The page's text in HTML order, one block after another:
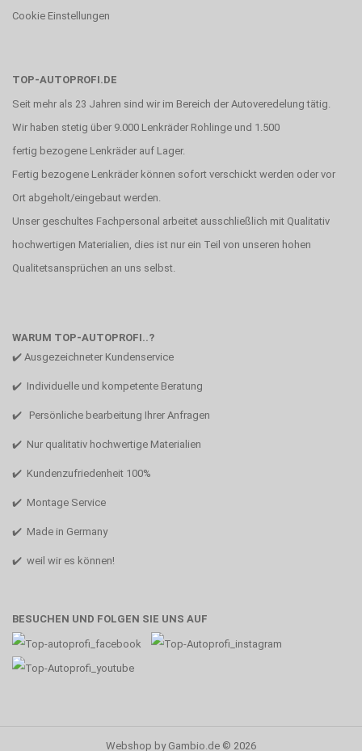
Cookie Einstellungen
TOP-AUTOPROFI.DE
Seit mehr als 23 Jahren sind wir im Bereich der Autoveredelung tätig.
Wir haben stetig über 9.000 Lenkräder Rohlinge und 1.500
fertig bezogene Lenkräder auf Lager.
Fertig bezogene Lenkräder können sofort verschickt werden oder vor
Ort abgeholt/eingebaut werden.
Unser geschultes Fachpersonal arbeitet ausschließlich mit Qualitativ
hochwertigen Materialien, dies ist nur ein Teil von unseren hohen
Qualitetsansprüchen an uns selbst.
WARUM TOP-AUTOPROFI..?
✔️ Ausgezeichneter Kundenservice
✔️ Individuelle und kompetente Beratung
✔️ Persönliche bearbeitung Ihrer Anfragen
✔️ Nur qualitativ hochwertige Materialien
✔️ Kundenzufriedenheit 100%
✔️ Montage Service
✔️ Made in Germany
✔️ weil wir es können!
BESUCHEN UND FOLGEN SIE UNS AUF
Webshop by Gambio.de © 2026